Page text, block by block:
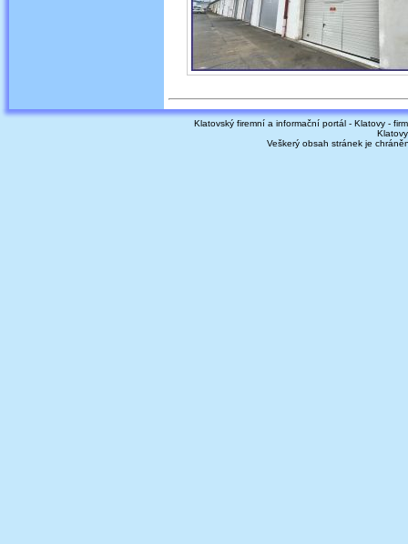
Klatovský firemní a informační portál - Klatovy -
Veškerý obsah stránek je